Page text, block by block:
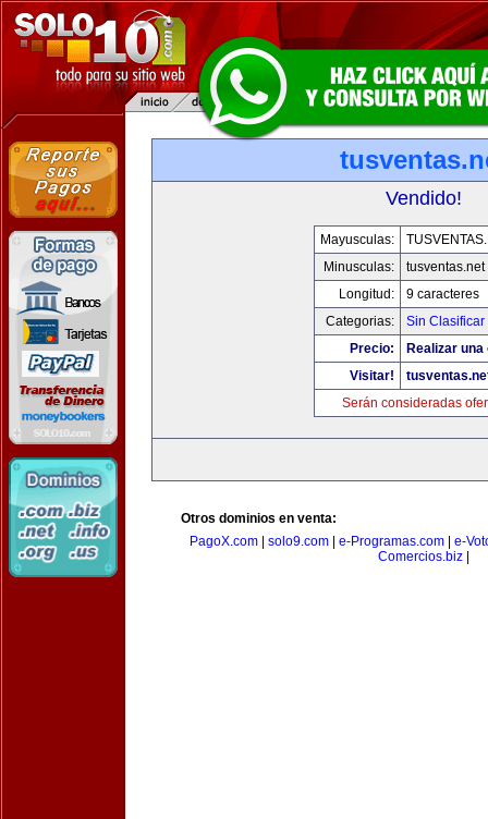
Vendido!
Mayusculas:
Minusculas:
tusventas.net
Longitud:
9 caracteres
Categorias:
Sin Clasificar
Precio:
Realizar
Visitar!
Serán consideradas
Otros dominios en venta:
PagoX.com
solo9.com e-Programas.com
e-
Comercios.biz